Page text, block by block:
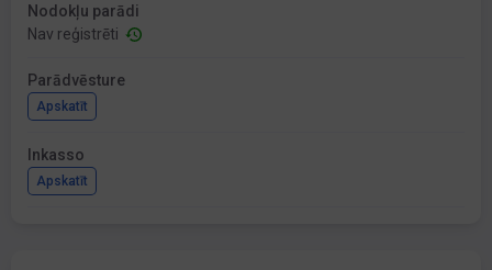
Nodokļu parādi
Nav reģistrēti
Parādvēsture
Apskatīt
Inkasso
Apskatīt